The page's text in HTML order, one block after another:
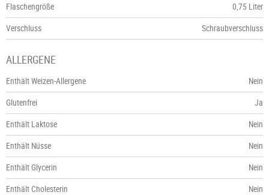
Flaschengröße
0,75 Liter
Verschluss
Schraubverschluss
ALLERGENE
Enthält Weizen-Allergene
Nein
Glutenfrei
Ja
Enthält Laktose
Nein
Enthält Nüsse
Nein
Enthält Glycerin
Nein
Enthält Cholesterin
Nein